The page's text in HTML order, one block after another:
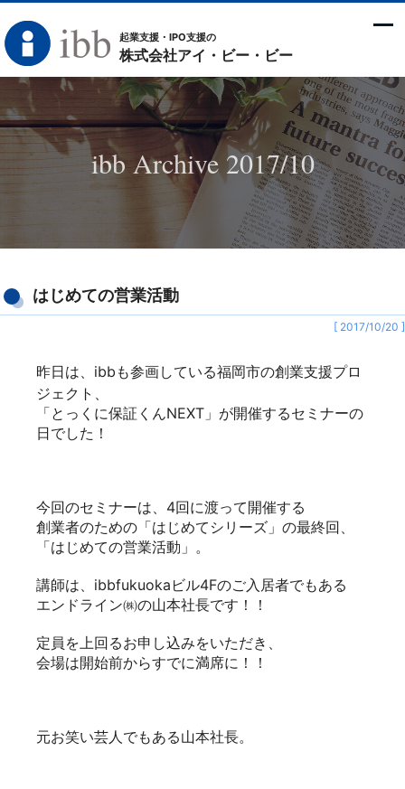
起業支援・IPO支援の
株式会社アイ・ビー・ビー
ibb Archive 2017/10
はじめての営業活動
[ 2017/10/20 ]
昨日は、ibbも参画している福岡市の創業支援プロ
ジェクト、
「とっくに保証くんNEXT」が開催するセミナーの
日でした！
今回のセミナーは、4回に渡って開催する
創業者のための「はじめてシリーズ」の最終回、
「はじめての営業活動」。
講師は、ibbfukuokaビル4Fのご入居者でもある
エンドライン㈱の山本社長です！！
定員を上回るお申し込みをいただき、
会場は開始前からすでに満席に！！
元お笑い芸人でもある山本社長。